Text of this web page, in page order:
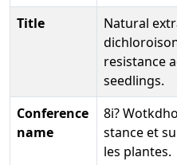
Title
Natural
resistance
seedlings.
Conference
name
8i?
stance et
les plantes.